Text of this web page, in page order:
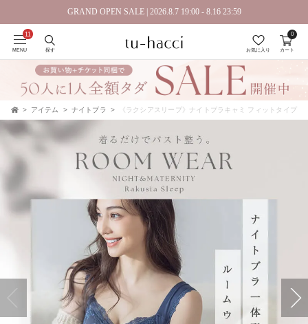
GRAND OPEN SALE | 2026.8.7 19:00 - 8.16 23:59
会員登録で今すぐ使えるポイントプレゼント！
MENU 探す お気に入り カート
0
アイテム ナイトブラ 《ラクシアスリープ》ナイトブラキャミ フィットタイプ